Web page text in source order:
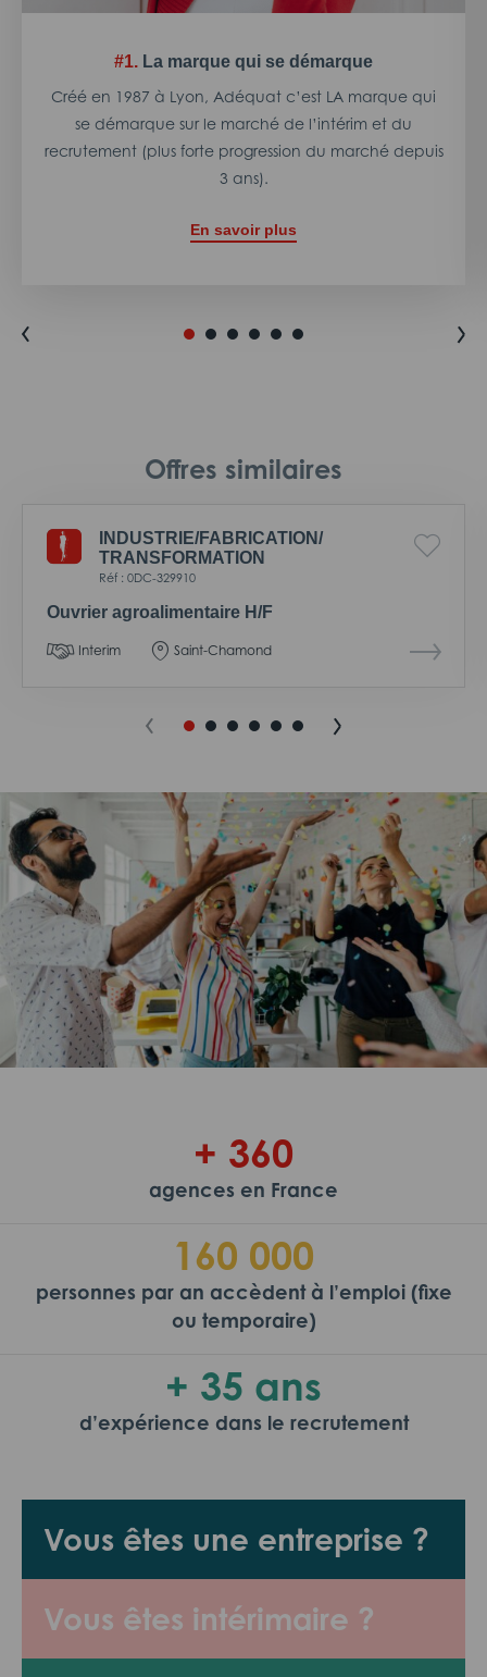
#1. La marque qui se démarque
Créé en 1987 à Lyon, Adéquat c’est LA marque qui
se démarque sur le marché de l’intérim et du
recrutement (plus forte progression du marché depuis
3 ans).
En savoir plus
Offres similaires
INDUSTRIE/FABRICATION/
TRANSFORMATION
Réf : 0DC-329910
Ouvrier agroalimentaire H/F
Interim Saint-Chamond
Vous êtes une entreprise ?
Vous êtes intérimaire ?
+ 360
agences en France
160 000
personnes par an accèdent à l’emploi (fixe
ou temporaire)
+ 35 ans
d’expérience dans le recrutement